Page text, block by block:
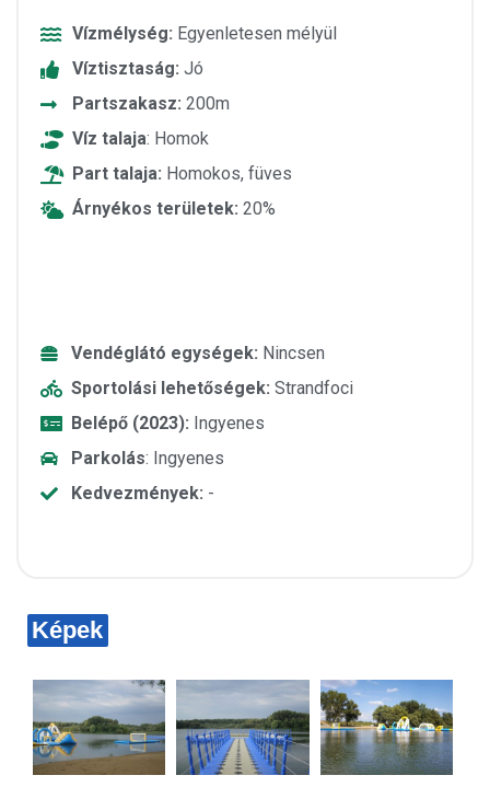
Vízmélység: Egyenletesen mélyül
Víztisztaság: Jó
Partszakasz: 200m
Víz talaja: Homok
Part talaja: Homokos, füves
Árnyékos területek: 20%
Vendéglátó egységek: Nincsen
Sportolási lehetőségek: Strandfoci
Belépő (2023): Ingyenes
Parkolás: Ingyenes
Kedvezmények: -
Képek